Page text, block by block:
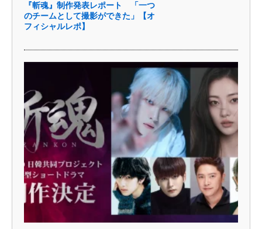
『斬魂』制作発表レポート 「一つ
のチームとして撮影ができた」【オ
フィシャルレポ】